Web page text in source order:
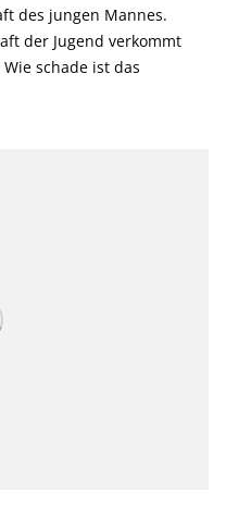
des jungen Mannes.
der Jugend verkommt
schade ist das